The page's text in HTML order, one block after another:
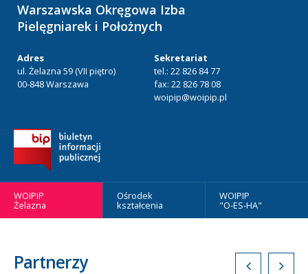
Warszawska Okręgowa Izba
Pielęgniarek i Położnych
Adres
ul. Żelazna 59 (VII piętro)
00-848 Warszawa
Sekretariat
tel.: 22 826 84 77
fax: 22 826 78 08
woipip@woipip.pl
WOIPIP
Żelazna
Ośrodek
kształcenia
WOIPIP
"O-ES-HA"
Partnerzy